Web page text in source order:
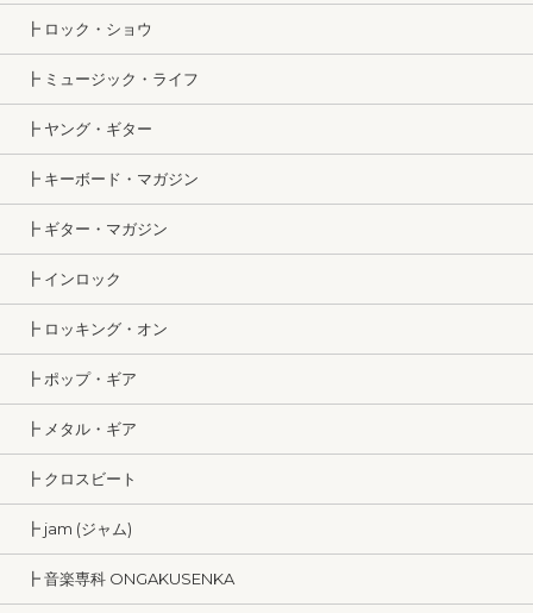
┣ ロック・ショウ
┣ ミュージック・ライフ
┣ ヤング・ギター
┣ キーボード・マガジン
┣ ギター・マガジン
┣ インロック
┣ ロッキング・オン
┣ ポップ・ギア
┣ メタル・ギア
┣ クロスビート
┣ jam (ジャム)
┣ 音楽専科 ONGAKUSENKA